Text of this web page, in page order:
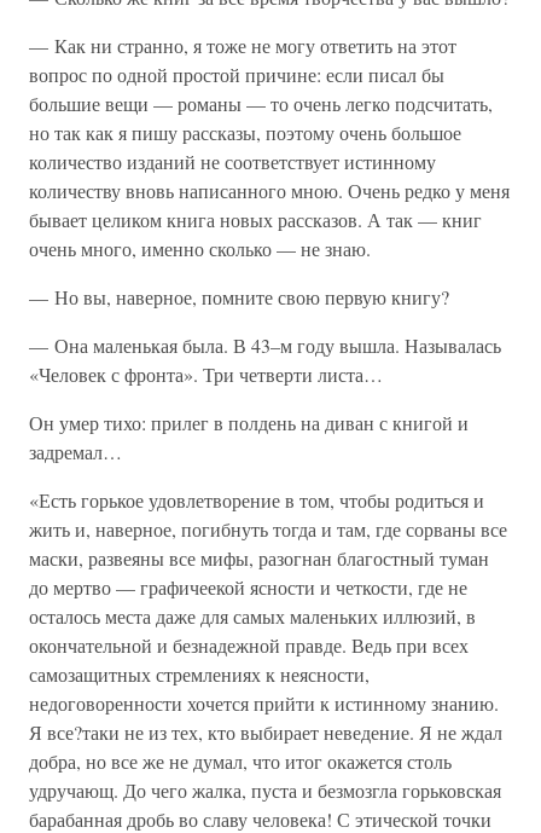
— Как ни странно, я тоже не могу ответить на этот
вопрос по одной простой причине: если писал бы
большие вещи — романы — то очень легко подсчитать,
но так как я пишу рассказы, поэтому очень большое
количество изданий не соответствует истинному
количеству вновь написанного мною. Очень редко у меня
бывает целиком книга новых рассказов. А так — книг
очень много, именно сколько — не знаю.
— Но вы, наверное, помните свою первую книгу?
— Она маленькая была. В 43–м году вышла. Называлась
«Человек с фронта». Три четверти листа…
Он умер тихо: прилег в полдень на диван с книгой и
задремал…
«Есть горькое удовлетворение в том, чтобы родиться и
жить и, наверное, погибнуть тогда и там, где сорваны все
маски, развеяны все мифы, разогнан благостный туман
до мертво — графичеекой ясности и четкости, где не
осталось места даже для самых маленьких иллюзий, в
окончательной и безнадежной правде. Ведь при всех
самозащитных стремлениях к неясности,
недоговоренности хочется прийти к истинному знанию.
Я все?таки не из тех, кто выбирает неведение. Я не ждал
добра, но все же не думал, что итог окажется столь
удручающ. До чего жалка, пуста и безмозгла горьковская
барабанная дробь во славу человека! С этической точки